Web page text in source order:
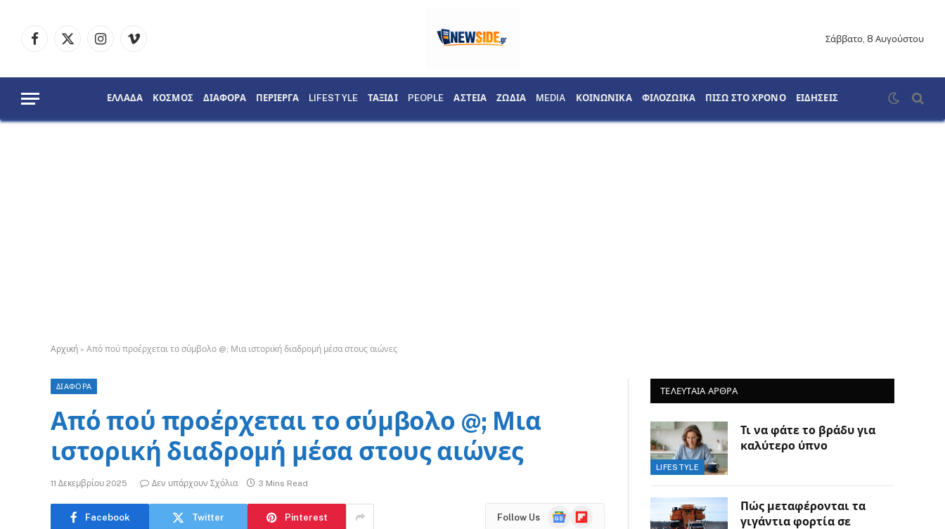
Facebook
X
InstagramVimeo
Σάββατο, 8 Αυγούστου
ΕΛΛΑΔΑ ΚΟΣΜΟΣ ΔΙΑΦΟΡΑ ΠΕΡΙΕΡΓΑ LIFESTYLE ΤΑΞΙΔΙ PEOPLE ΑΣΤΕΙΑ ΖΩΔΙΑ MEDIA ΚΟΙΝΩΝΙΚΑ ΦΙΛΟΖΩΙΚΑ ΠΙΣΩ ΣΤΟ ΧΡΟΝΟ ΕΙΔΗΣΕΙΣ
Αρχική » Από πού προέρχεται το σύμβολο @; Μια ιστορική διαδρομή μέσα στους αιώνες
ΔΙΑΦΟΡΑ
Από πού προέρχεται το σύμβολο @; Μια
ιστορική διαδρομή μέσα στους αιώνες
11 Δεκεμβρίου 2025 Δεν υπάρχουν Σχόλια 3 Mins Read
Facebook Twitter Pinterest Follow Us
GoogleFlipboard
ΤΕΛΕΥΤΑΙΑ ΑΡΘΡΑ
LIFESTYLE
Τι να φάτε το βράδυ για
καλύτερο ύπνο
Πώς μεταφέρονται τα
γιγάντια φορτία σε